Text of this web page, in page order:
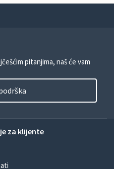
pitanjima, naš će vam
za klijente